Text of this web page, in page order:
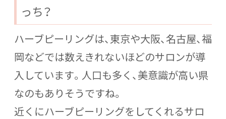
っち？
ハーブピーリングは、東京や大阪、名古屋、福
岡などでは数えきれないほどのサロンが導
入しています。人口も多く、美意識が高い県
なのもありそうですね。
近くにハーブピーリングをしてくれるサロ